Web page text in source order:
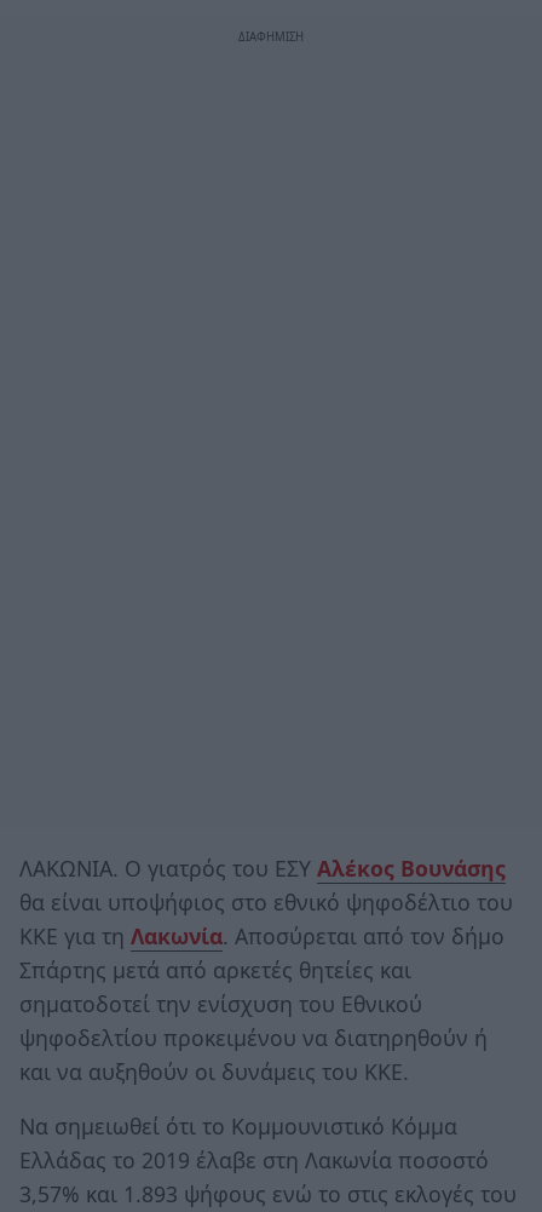
ΛΑΚΩΝΙΑ. O γιατρός του ΕΣΥ Αλέκος Βουνάσης
θα είναι υποψήφιος στο εθνικό ψηφοδέλτιο του
ΚΚΕ για τη Λακωνία. Αποσύρεται από τον δήμο
Σπάρτης μετά από αρκετές θητείες και
σηματοδοτεί την ενίσχυση του Εθνικού
ψηφοδελτίου προκειμένου να διατηρηθούν ή
και να αυξηθούν οι δυνάμεις του ΚΚΕ.
Να σημειωθεί ότι το Κομμουνιστικό Κόμμα
Ελλάδας το 2019 έλαβε στη Λακωνία ποσοστό
3,57% και 1.893 ψήφους ενώ το στις εκλογές του